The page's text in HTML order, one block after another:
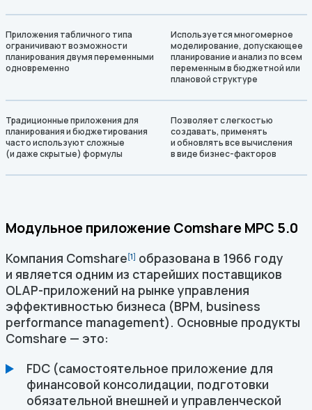
Приложения табличного типа
ограничивают возможности
планирования двумя переменными
одновременно
Используется многомерное
моделирование, допускающее
планирование и анализ по всем
переменным в бюджетной или
плановой структуре
Традиционные приложения для
планирования и бюджетирования
часто используют сложные
(и даже скрытые) формулы
Позволяет с легкостью
создавать, применять
и обновлять все вычисления
в виде бизнес-факторов
Модульное приложение Comshare MPC 5.0
Компания Comshare [1] образована в 1966 году
и является одним из старейших поставщиков
OLAP-приложений на рынке управления
эффективностью бизнеса (BPM, business
performance management). Основные продукты
Comshare — это:
FDC (самостоятельное приложение для
финансовой консолидации, подготовки
обязательной внешней и управленческой